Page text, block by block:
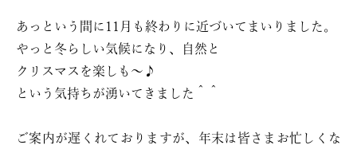
あっという間に11月も終わりに近づいてまいりました。
やっと冬らしい気候になり、自然と
クリスマスを楽しも〜♪
という気持ちが湧いてきました＾＾
ご案内が遅くれておりますが、年末は皆さまお忙しくな